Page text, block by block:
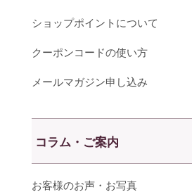
ショップポイントについて
クーポンコードの使い方
メールマガジン申し込み
コラム・ご案内
お客様のお声・お写真